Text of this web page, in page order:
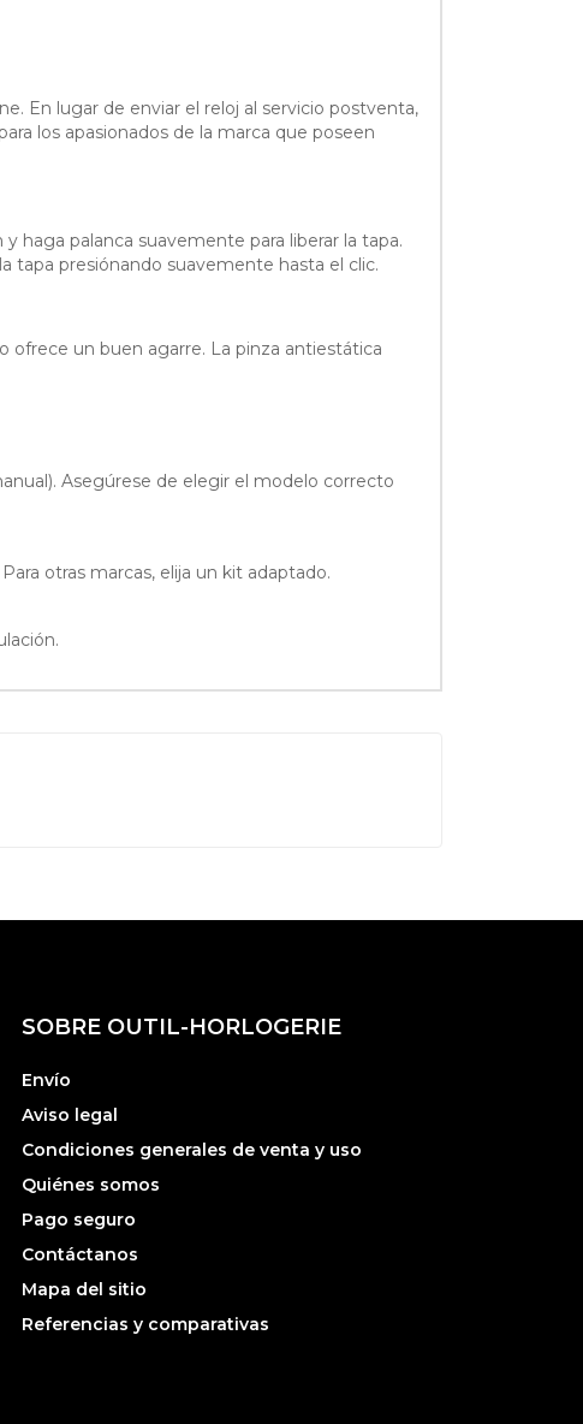
En lugar de enviar el reloj al servicio postventa,
los apasionados de la marca que poseen
haga palanca suavemente para liberar la tapa.
tapa presiónando suavemente hasta el clic.
ofrece un buen agarre. La pinza antiestática
Asegúrese de elegir el modelo correcto
otras marcas, elija un kit adaptado.
SOBRE OUTIL-HORLOGERIE
Envío
Aviso legal
Condiciones generales de venta y uso
Quiénes somos
Pago seguro
Contáctanos
Mapa del sitio
Referencias y comparativas